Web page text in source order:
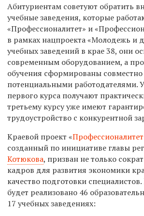
Абитуриентам советуют обратить
учебные заведения, которые
«Профессионалитет» и
в рамках нацпроекта «Молодежь и
учебных заведений в крае 38, они
современным оборудованием, а
обучения сформированы совместно
потенциальными работодателями.
первого курса получают
третьему курсу уже имеют
трудоустройство с конкурентной
Краевой проект «
созданный по инициативе главы
Котюкова, призван не только
кадров для развития экономики
качество подготовки
будет реализовано 46
17 учебных заведениях: